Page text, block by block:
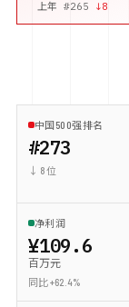
上年 #265 ↓8
中国500强排名
#273
↓ 8 位
净利润
¥109.6
百万元
同比 +62.4%